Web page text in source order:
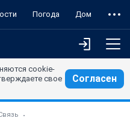
Погода Дом
cookie-
свое
Согласен